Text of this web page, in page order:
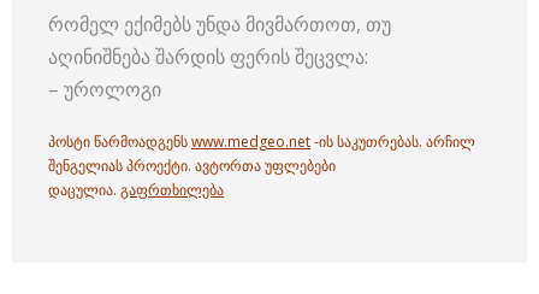
რომელ ექიმებს უნდა მივმართოთ, თუ
აღინიშნება შარდის ფერის შეცვლა:
– უროლოგი
პოსტი წარმოადგენსwww.medgeo.net-ის საკუთრებას. არჩილ
შენგელიას პროექტი. ავტორთა უფლებები
დაცულია. გაფრთხილება